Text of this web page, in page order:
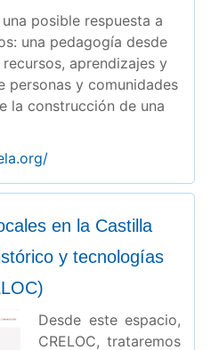
una posible respuesta a
una pedagogía desde
aprendizajes y
personas y comunidades
la construcción de una
en la Castilla
y tecnologías
Desde este espacio,
CRELOC, trataremos